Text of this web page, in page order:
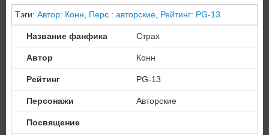
Тэги: Автор: Конн Перс.: авторские, Рейтинг: PG-13
Название фанфика Страх
Автор Конн
Рейтинг PG-13
Персонажи Авторские
Посвящение